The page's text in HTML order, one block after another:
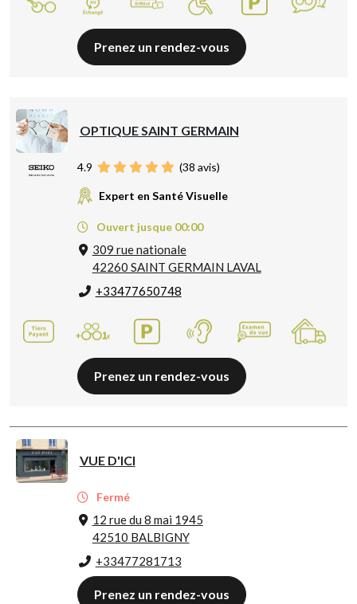
Prenez un rendez-vous
OPTIQUE SAINT GERMAIN
4.9 (38 avis)
Expert en Santé Visuelle
Ouvert jusque 00:00
309 rue nationale
42260 SAINT GERMAIN LAVAL
+33477650748
Prenez un rendez-vous
VUE D'ICI
Fermé
12 rue du 8 mai 1945
42510 BALBIGNY
+33477281713
Prenez un rendez-vous